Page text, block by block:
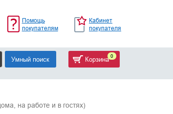
Помощь
покупателям
Кабинет
покупателя
Умный поиск Корзина 0
на работе и в гостях)